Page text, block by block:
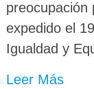
preocupación
expedido el
Igualdad y
Leer Más